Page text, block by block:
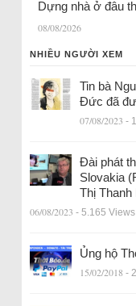
Dựng nhà ở đâu
08/08/2026
NHIỀU NGƯỜI XEM
Tin bà
Đức đã
07/08/2023 -
Đài phát
Slovakia
Thị
06/08/2023 - 5.165 Views
Ủng hộ
15/02/2018 -